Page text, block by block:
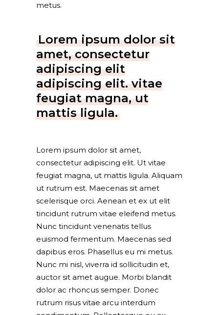
metus.
Lorem ipsum dolor sit
amet, consectetur
adipiscing elit
adipiscing elit. vitae
feugiat magna, ut
mattis ligula.
Lorem ipsum dolor sit amet,
consectetur adipiscing elit. Ut vitae
feugiat magna, ut mattis ligula. Aliquam
ut rutrum est. Maecenas sit amet
scelerisque orci. Aenean et ex ut elit
tincidunt rutrum vitae eleifend metus.
Nunc tincidunt venenatis tellus
euismod fermentum. Maecenas sed
dapibus eros. Phasellus eu mi metus.
Nunc mi nisl, viverra id sollicitudin et,
auctor sit amet augue. Morbi blandit
dolor ac rhoncus semper. Donec
rutrum risus vitae arcu interdum